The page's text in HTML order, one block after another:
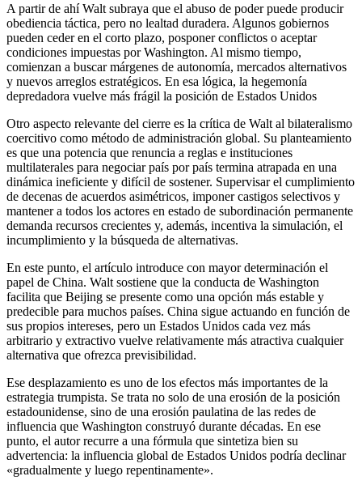
A partir de ahí Walt subraya que el abuso de poder puede producir
obediencia táctica, pero no lealtad duradera. Algunos gobiernos
pueden ceder en el corto plazo, posponer conflictos o aceptar
condiciones impuestas por Washington. Al mismo tiempo,
comienzan a buscar márgenes de autonomía, mercados alternativos
y nuevos arreglos estratégicos. En esa lógica, la hegemonía
depredadora vuelve más frágil la posición de Estados Unidos
Otro aspecto relevante del cierre es la crítica de Walt al bilateralismo
coercitivo como método de administración global. Su planteamiento
es que una potencia que renuncia a reglas e instituciones
multilaterales para negociar país por país termina atrapada en una
dinámica ineficiente y difícil de sostener. Supervisar el cumplimiento
de decenas de acuerdos asimétricos, imponer castigos selectivos y
mantener a todos los actores en estado de subordinación permanente
demanda recursos crecientes y, además, incentiva la simulación, el
incumplimiento y la búsqueda de alternativas.
En este punto, el artículo introduce con mayor determinación el
papel de China. Walt sostiene que la conducta de Washington
facilita que Beijing se presente como una opción más estable y
predecible para muchos países. China sigue actuando en función de
sus propios intereses, pero un Estados Unidos cada vez más
arbitrario y extractivo vuelve relativamente más atractiva cualquier
alternativa que ofrezca previsibilidad.
Ese desplazamiento es uno de los efectos más importantes de la
estrategia trumpista. Se trata no solo de una erosión de la posición
estadounidense, sino de una erosión paulatina de las redes de
influencia que Washington construyó durante décadas. En ese
punto, el autor recurre a una fórmula que sintetiza bien su
advertencia: la influencia global de Estados Unidos podría declinar
«gradualmente y luego repentinamente».